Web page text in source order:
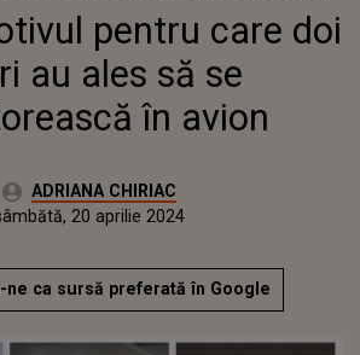
SĂ SE CĂSĂTOREASCĂ ÎN AVION
pentru care doi
au ales să se
în avion
Autor:ADRIANA CHIRIAC
20 aprilie 2024
ne ca sursă preferată în Google